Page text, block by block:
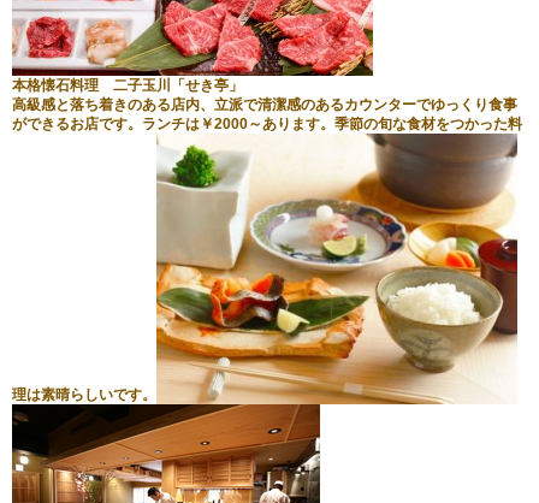
本格懐石料理 二子玉川「せき亭」
高級感と落ち着きのある店内、立派で清潔感のあるカウンターでゆっくり食事
ができるお店です。ランチは￥2000～あります。季節の旬な食材をつかった料
理は素晴らしいです。